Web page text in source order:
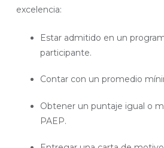
excelencia:
Estar admitido en un
participante.
Contar con un promedio
Obtener un puntaje igual o
PAEP.